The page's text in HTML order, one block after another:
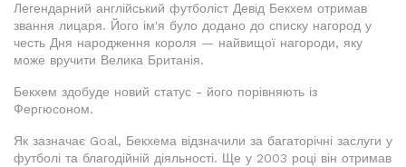
Легендарний англійський футболіст Девід Бекхем отримав
звання лицаря. Його ім'я було додано до списку нагород у
честь Дня народження короля — найвищої нагороди, яку
може вручити Велика Британія.
Бекхем здобуде новий статус - його порівняють із
Фергюсоном.
Як зазначає Goal, Бекхема відзначили за багаторічні заслуги у
футболі та благодійній діяльності. Ще у 2003 році він отримав